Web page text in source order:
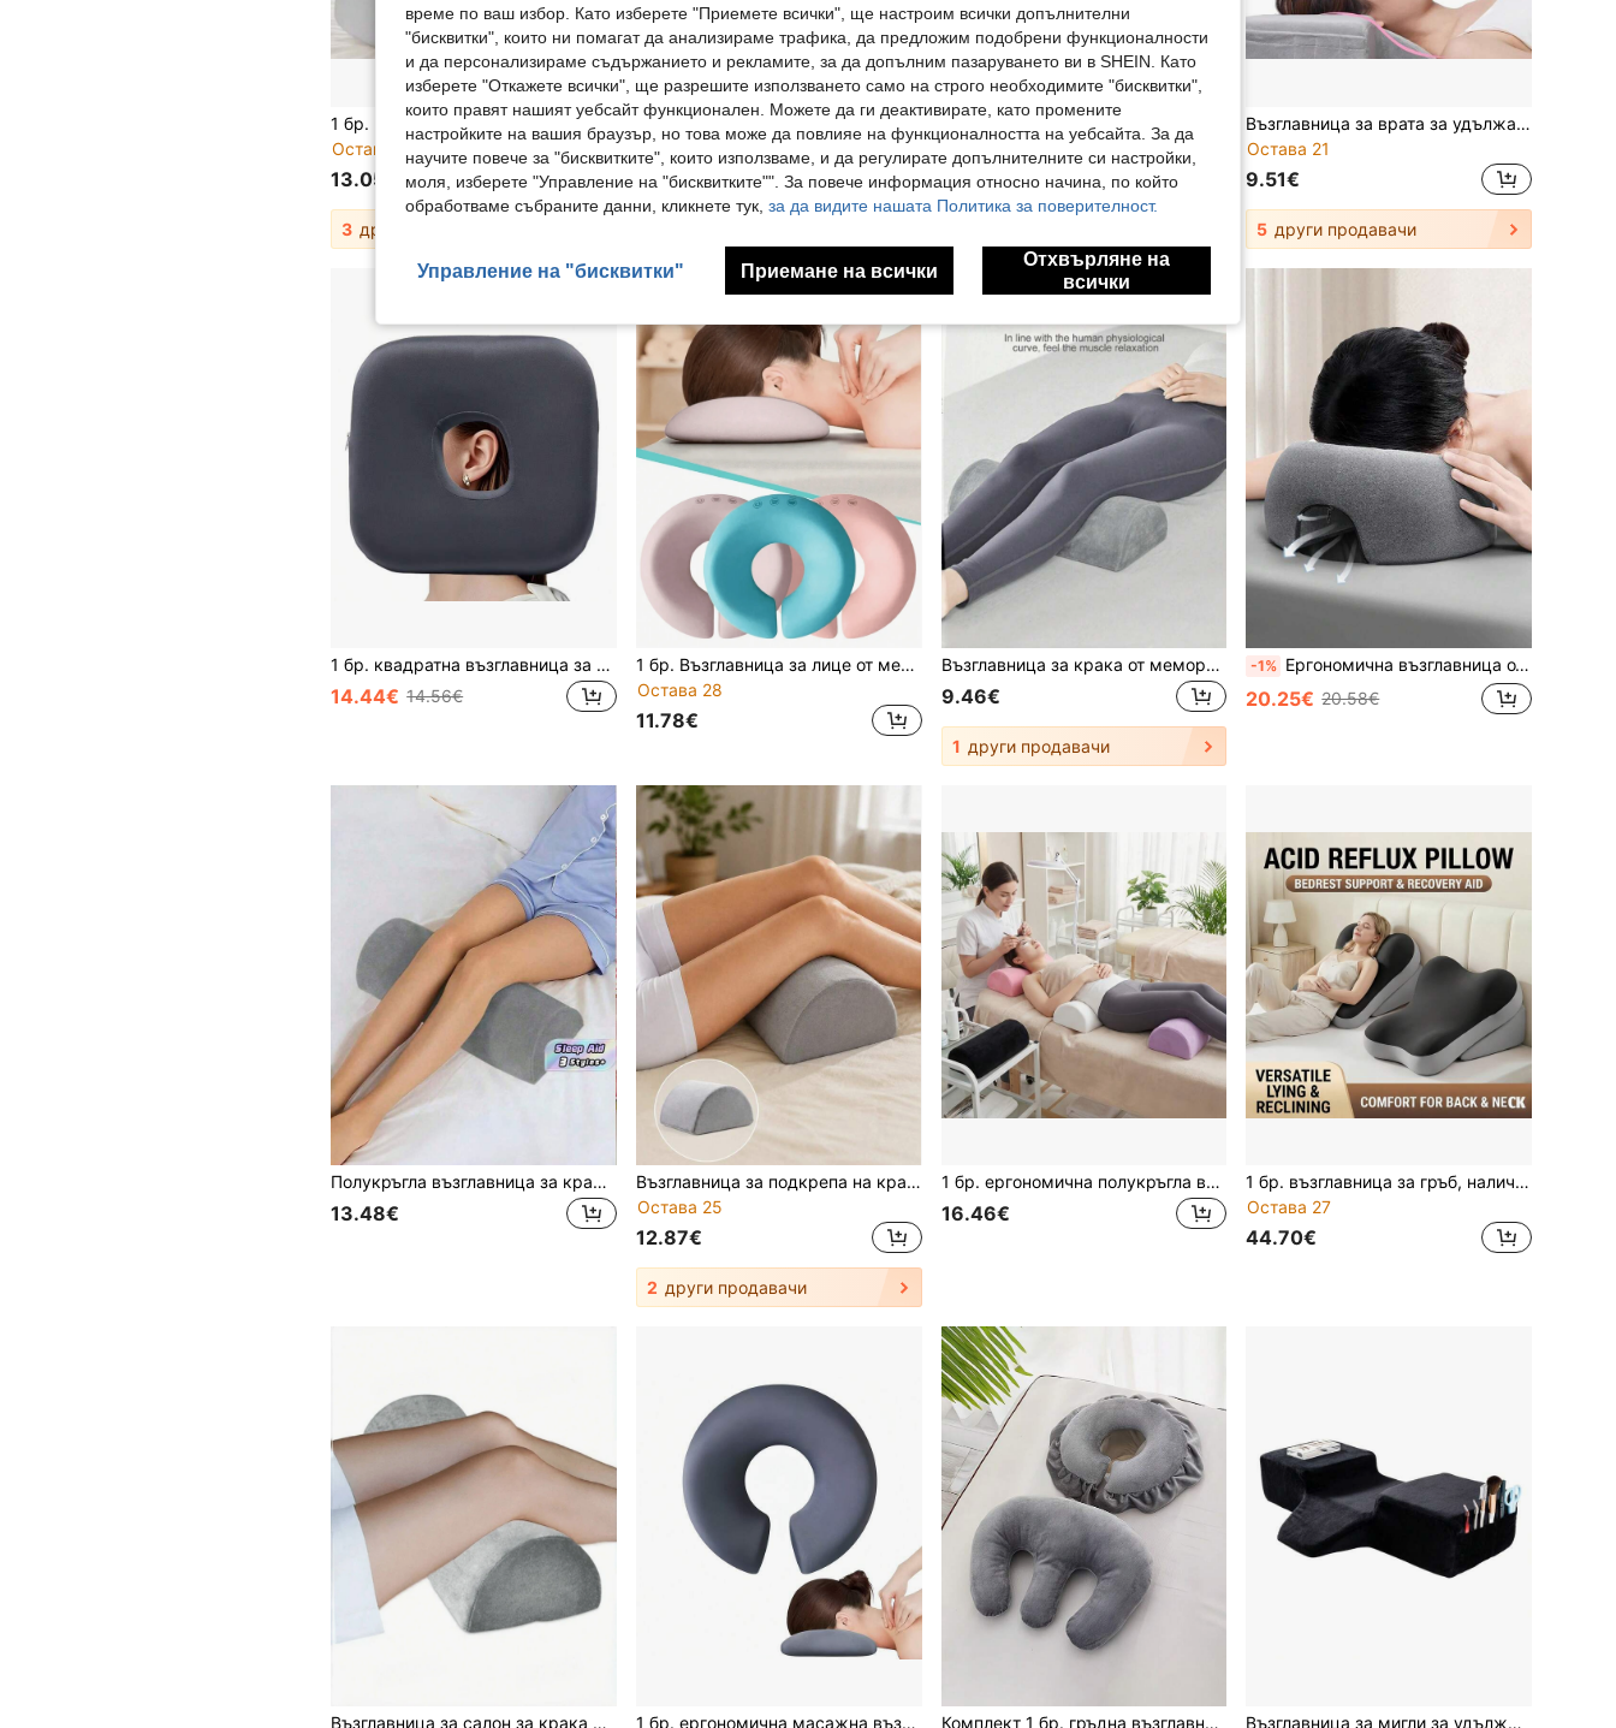
Остава 32
13.05€
3 други продавачи
13.84€
NEW 1 бр. мека удебелена подложка за SPA масажно легло и комплект с подпора за лице, удобен калъф за лицева козметична лежанка с отвор
14.28€
Възглавница за врата за удължаване на мигли, ергономична подложка за поддръжка на мигли, коригираща възглавница за врата със сваляща се калъфка, професионален инструмент за мигли, удобен СПА аксесоар за клиенти по време на процеса на удължаване на мигли
Остава 21
9.51€
5 други продавачи
1 бр. квадратна възглавница за ухо с отвор за ухо за спящи настрани, многоцветни опции черно/сиво/синьо/бяло, премиум пълнеж от полиуретан, 100% полиестерни влакна, подходяща за пътуване, комфортно средство за сън, дизайн с мека текстура, дишаща, куха възглавница за ухо за защита на ушите и лицето от натиск, възглавница за пиърсинг на ухото
14.44€ 14.56€
1 бр. Възглавница за лице от мемори пяна | Подходяща за масажни легла за салони за красота, грижа за кожата у дома и козметици | Възглавница за поддръжка на лице | Ексклузивно за салони
Остава 28
11.78€
Възглавница за крака от мемори пяна с полумесечина форма, регулируема опора за колене, гръб и глезени, подобрява кръвообращението, облекчава ишиас и болка в бедрата, подходяща за спене настрани, бременни жени, възстановяване след операция, пътуване, диван, офис дрямка, перфектен подарък за майки, медицински сестри, възрастни хора, атлети, бегачи, идеална за Коледа, рожден ден, Свети Валентин, Деня на благодарността
9.46€
1 други продавачи
-1% Ергономична възглавница от мемори пяна с лице надолу, удобна възглавница за дрямка на бюрото, масажна облегалка за глава за употреба у дома и в салони за красота
20.25€ 20.58€
Полукръгла възглавница за крака за спане настрани, контурна поддръжка от мемори пяна с калъф, който може да се пере - подарък за Свети Валентин за нея/него, подложка за козметичен салон и домашен отдих
13.48€
Възглавница за подкрепа на краката от мемори пяна с форма на полумесец и ергономична възглавница за врата, ортопедична възглавница за повдигане на краката при странично спане с подвижен и милив калъф, облекчава напрежението на тялото, подходяща за почивка у дома, използване в салони за красота и спа масаж
Остава 25
12.87€
2 други продавачи
1 бр. ергономична полукръгла възглавница за крака, калъф, който може да се пере, подходящ за крака, колене, долна част на гърба и глава, възглавница за лумбална опора за спане
16.46€
1 бр. възглавница за гръб, налична в няколко цвята: черен/сив/син/зелен, сменяема, висококачествена пълнилка от полиуретан, матрачна възглавница с мемори пяна, за седене и стоене в леглото, регулируема лична опора за гърба, защита на врата и кръста, многофункционална подложка за издигане, за релакс и гейминг, ергономична матрачна възглавница
Остава 27
44.70€
Възглавница за салон за крака и врати във формата на полумесец, ортопедична възглавница за почивка от мемори пяна, ергономичен дизайн за спене настрани, възглавница за хидротерапия и вдигане на краката у дома, подарък за терапевти, спящи и майки 1 бр. ергономична масажна възглавница за глава за масажна маса, лицева възглавница за салон за красота, U-образна възглавница за масажна маса, поддържаща възглавница за лице и врато от мемори пяна, обръщаема, с цип, сива, черна, синя, розова, многоцветни опции, модерен дизайн, удобна опора за лицето Комплект 1 бр. гръдна възглавница + 1 бр. възглавница за лежане по корем, подходящ за грижи в салон за красота и домажен масаж, с дебела подплата, с цип, сменяем и пращ за хигиена и чистота, мек и удобен, подложка за гръд и корем за сън и масаж, клиновидна подложка за масаж за лежане по корем, женска подложка за масаж, подходяща за СПА салон Възглавница за мигли за удължаване на мигли, от мемори пяна, с ергономичен извит дизайн, подобрява комфорта на врата, мека възглавница салонно качество, консумативи за грим и удължаване на мигли
време по ваш избор. Като изберете "Приемете всички", ще настроим всички допълнителни
"бисквитки", които ни помагат да анализираме трафика, да предложим подобрени функционалности
и да персонализираме съдържанието и рекламите, за да допълним пазаруването ви в SHEIN. Като
изберете "Откажете всички", ще разрешите използването само на строго необходимите "бисквитки",
които правят нашият уебсайт функционален. Можете да ги деактивирате, като промените
настройките на вашия браузър, но това може да повлияе на функционалността на уебсайта. За да
научите повече за "бисквитките", които използваме, и да регулирате допълнителните си настройки,
моля, изберете "Управление на "бисквитките"". За повече информация относно начина, по който
обработваме събраните данни, кликнете тук, за да видите нашата Политика за поверителност.
Управление на "бисквитки" Приемане на всички
Отхвърляне на
всички